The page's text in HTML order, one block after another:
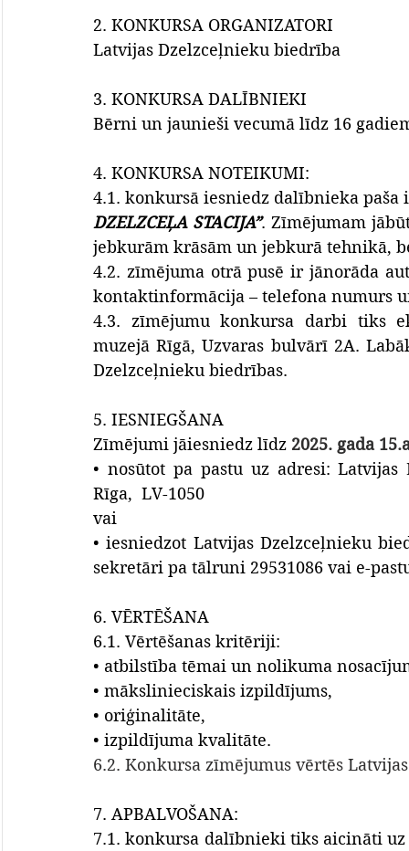
2. KONKURSA ORGANIZATORI
Latvijas Dzelzceļnieku biedrība
3. KONKURSA DALĪBNIEKI
Bērni un jaunieši vecumā līdz 16
4. KONKURSA NOTEIKUMI:
4.1. konkursā iesniedz dalībnieka
DZELZCEĻA STACIJA”. Zīmējumam
jebkurām krāsām un jebkurā tehnikā,
4.2. zīmējuma otrā pusē ir jānorāda
kontaktinformācija – telefona numurs
4.3. zīmējumu konkursa darbi tiks
muzejā Rīgā, Uzvaras bulvārī 2A.
Dzelzceļnieku biedrības.
5. IESNIEGŠANA
Zīmējumi jāiesniedz līdz 2025. gada
• nosūtot pa pastu uz adresi:
Rīga,  LV-1050
vai
• iesniedzot Latvijas Dzelzceļnieku
sekretāri pa tālruni 29531086 vai e-
6. VĒRTĒŠANA
6.1. Vērtēšanas kritēriji:
• atbilstība tēmai un nolikuma
• mākslinieciskais izpildījums,
• oriģinalitāte,
• izpildījuma kvalitāte.
6.2. Konkursa zīmējumus vērtēs
7. APBALVOŠANA:
7.1. konkursa dalībnieki tiks aicināti